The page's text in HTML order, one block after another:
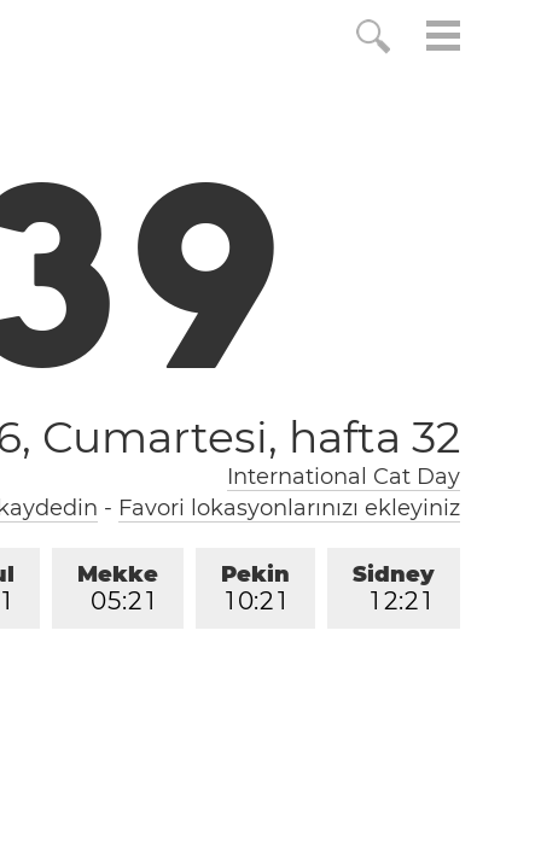
0
Cumartesi, hafta 32
International Cat Day
- Favori lokasyonlarınızı ekleyiniz
Sidney
1 2:21
Pekin
1 0:21
Mekke
05:21
1